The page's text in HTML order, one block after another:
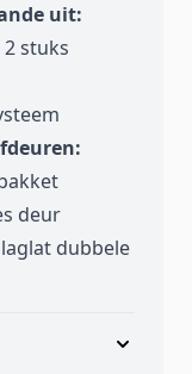
uit:
stuks
deur
dubbele